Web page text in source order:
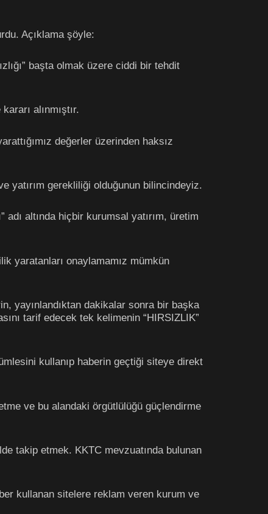
Açıklama şöyle:
başta olmak üzere ciddi bir tehdit
alınmıştır.
değerler üzerinden haksız
yatırım gerekliliği olduğunun bilincindeyiz.
altında hiçbir kurumsal yatırım, üretim
yaratanları onaylamamız mümkün
yayınlandıktan dakikalar sonra bir başka
tarif edecek tek kelimenin “HIRSIZLIK”
kullanıp haberin geçtiği siteye direkt
ve bu alandaki örgütlülüğü güçlendirme
takip etmek. KKTC mevzuatında bulunan
kullanan sitelere reklam veren kurum ve